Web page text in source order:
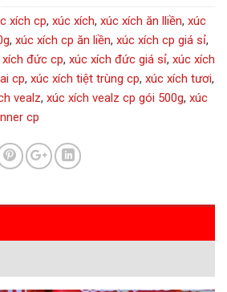
xích cp, xúc xích, xúc xích ăn lliền, xúc
, xúc xích cp ăn liền, xúc xích cp giá sỉ,
xích đức cp, xúc xích đức giá sỉ, xúc xích
cp, xúc xích tiệt trùng cp, xúc xích tươi,
vealz, xúc xích vealz cp gói 500g, xúc
cp